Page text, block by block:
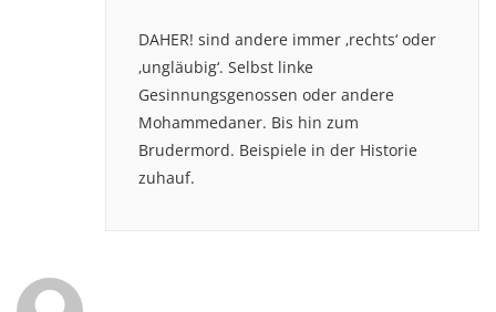
DAHER! sind andere immer ‚rechts‘ oder
‚ungläubig‘. Selbst linke
Gesinnungsgenossen oder andere
Mohammedaner. Bis hin zum
Brudermord. Beispiele in der Historie
zuhauf.